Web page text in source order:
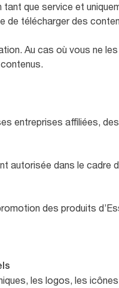
que service et
télécharger des
Au cas où vous ne
entreprises affiliées,
autorisée dans le cadre
des produits
les logos, les